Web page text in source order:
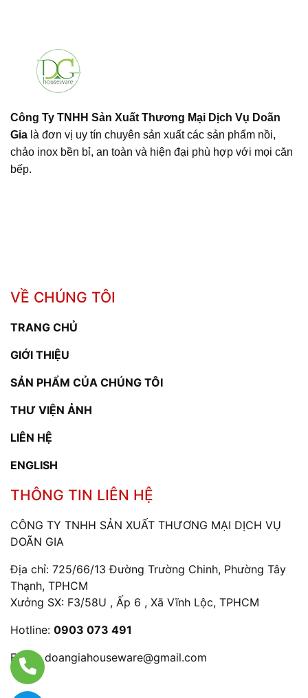
Công Ty TNHH Sản Xuất Thương Mại Dịch Vụ Doãn
Gia là đơn vị uy tín chuyên sản xuất các sản phẩm nồi,
chảo inox bền bỉ, an toàn và hiện đại phù hợp với mọi căn
bếp.
VỀ CHÚNG TÔI
TRANG CHỦ
GIỚI THIỆU
SẢN PHẨM CỦA CHÚNG TÔI
THƯ VIỆN ẢNH
LIÊN HỆ
ENGLISH
THÔNG TIN LIÊN HỆ
CÔNG TY TNHH SẢN XUẤT THƯƠNG MẠI DỊCH VỤ
DOÃN GIA
Địa chỉ: 725/66/13 Đường Trường Chinh, Phường Tây
Thạnh, TPHCM
Xưởng SX: F3/58U , Ấp 6 , Xã Vĩnh Lộc, TPHCM
Hotline: 0903 073 491
Email:doangiahouseware@gmail.com